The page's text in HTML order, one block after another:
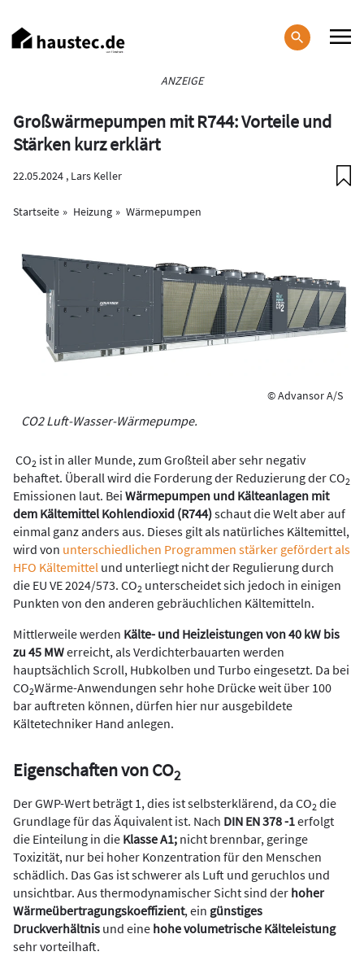
zum
Inhalt
ANZEIGE
Großwärmepumpen mit R744: Vorteile und
Stärken kurz erklärt
22.05.2024 , Lars Keller
Startseite Heizung Wärmepumpen
© Advansor A/S
CO2 Luft-Wasser-Wärmepumpe.
CO2 ist in aller Munde, zum Großteil aber sehr negativ
behaftet. Überall wird die Forderung der Reduzierung der CO2
Emissionen laut. Bei Wärmepumpen und Kälteanlagen mit
dem Kältemittel Kohlendioxid (R744)schaut die Welt aber auf
einmal ganz anders aus. Dieses gilt als natürliches Kältemittel,
wird von unterschiedlichen Programmen stärker gefördert als
HFO Kältemittel und unterliegt nicht der Regulierung durch
die EU VE 2024/573. CO2 unterscheidet sich jedoch in einigen
Punkten von den anderen gebräuchlichen Kältemitteln.
Mittlerweile werden Kälte- und Heizleistungen von 40 kW bis
zu 45 MWerreicht, als Verdichterbauarten werden
hauptsächlich Scroll, Hubkolben und Turbo eingesetzt. Da bei
CO2Wärme-Anwendungen sehr hohe Drücke weit über 100
bar auftreten können, dürfen hier nur ausgebildete
Kältetechniker Hand anlegen.
Eigenschaften von CO2
Der GWP-Wert beträgt 1, dies ist selbsterklärend, da CO2 die
Grundlage für das Äquivalent ist. Nach DIN EN 378 -1erfolgt
die Einteilung in die Klasse A1; nicht brennbar, geringe
Toxizität, nur bei hoher Konzentration für den Menschen
schädlich. Das Gas ist schwerer als Luft und geruchlos und
unsichtbar. Aus thermodynamischer Sicht sind der hoher
Wärmeübertragungskoeffizient, ein günstiges
Druckverhältnis und eine hohe volumetrische Kälteleistung
sehr vorteilhaft.